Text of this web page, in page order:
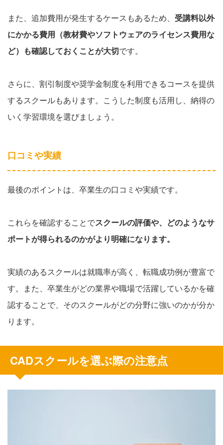
また、追加費用が発生するケースもあるため、 受講料以外
にかかる費用（教材費やソフトウェアのライセンス費用な
ど）も確認しておくことが大切です。
さらに、割引制度や奨学金制度を利用できるコースを提供
するスクールもあります。こうした制度も活用し、納得の
いく学習環境を選びましょう。
口コミや実績
最後のポイントは、卒業生の口コミや実績です。
これらを確認することでスクールの評価や、どのようなサ
ポートが得られるのかがより明確になります。
実績のあるスクールは就職率が高く、転職成功例が豊富で
す。また、卒業生がどの業界や職場で活躍しているかを確
認することで、そのスクールがどの分野に強いのかが分か
ります。
CADスクールを選ぶ際の注意点